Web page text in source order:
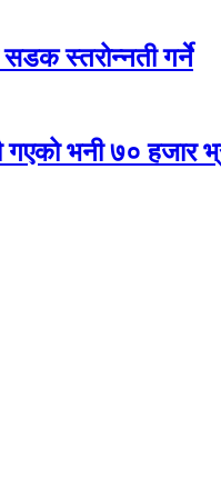
सडक स्तरोन्नती गर्ने
गएको भनी ७० हजार